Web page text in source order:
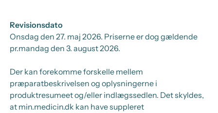
Revisionsdato
Onsdag den 27. maj 2026. Priserne er dog gældende
pr.mandag den 3. august 2026.
Der kan forekomme forskelle mellem
præparatbeskrivelsen og oplysningerne i
produktresumeet og/eller indlægssedlen. Det skyldes,
at min.medicin.dk kan have suppleret